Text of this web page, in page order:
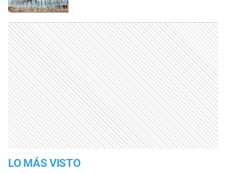
LO MÁS VISTO